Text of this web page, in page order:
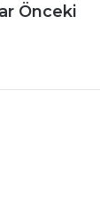
Önceki